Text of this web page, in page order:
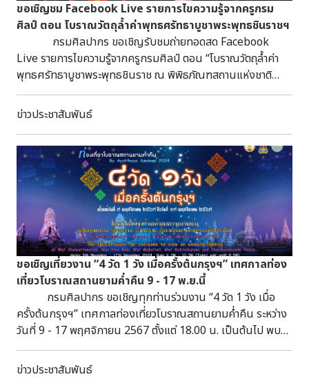
ขอเชิญชม Facebook Live รายการไขความรู้จากครูกรม
ศิลป์ ตอน โบราณวัตถุล้ำค่าพุทธศรัทธาบูชาพระพุทธชินราชฯ
กรมศิลปากร ขอเชิญรับชมถ่ายทอดสด Facebook
Live รายการไขความรู้จากครูกรมศิลป์ ตอน “โบราณวัตถุล้ำค่า
พุทธศรัทธาบูชาพระพุทธชินราช ณ พิพิธภัณฑสถานแห่งชาติ
พระพุทธชินราช” วิทยากร นายพนมบุตร จันทรโชติ อธิบดีกรม
ศิลปากร ผู้ดำเนินรายการ นายสิทธิพร บุปผา นักวิชาการเผยแพร่
พุทธศักราช ๒๕๖๗ ผู้สนใจสามารถติดตามชมได้ทาง Facebook
Live : กรมศิลปากร กระทรวงวัฒนธรรม และ Facebook : กลุ่ม
เผยแพร่ฯ กรมศิลปากร รายการ “ไขความรู้จากครูกรม
ศิลป์” มีรูปแบบเนื้อหาของรายการเกี่ยวกับประวัติความเป็นไทย
เกร็ดประวัติศาสตร์ที่เกี่ยวข้องกับวันสำคัญ ประเพณี วัฒนธรรม วี
ถีชีวิตความเป็นอยู่ของผู้คน ผ่านการบอกเล่า ถ่ายทอดความรู้
แนวความคิด เนื้อหาวิชาการ จากประสบการณ์ของผู้บริหาร นัก
วิชาการ และผู้เชี่ยวชาญกรมศิลปากร กำหนดถ่ายทอดสดผ่านเฟส
บุ๊กไลฟ์ (facebook live) ทุกวันพฤหัสบดี เวลา ๑๑.๐๐ น. ตลอด
ปีงบประมาณ ๒๕๖๗ ระหว่างเดือนตุลาคม ๒๕๖๖ - กันยายน ๒๕๖๗
ข่าวประชาสัมพันธ์
ขอเชิญเที่ยวงาน “4 วัด 1 วัง เมื่อครั้งต้นกรุงฯ” เทศกาลท่อง
เที่ยวโบราณสถานยามค่ำคืน 9 - 17 พ.ย.นี้
กรมศิลปากร ขอเชิญทุกท่านร่วมงาน “4 วัด 1 วัง เมื่อ
ครั้งต้นกรุงฯ” เทศกาลท่องเที่ยวโบราณสถานยามค่ำคืน ระหว่าง
วันที่ 9 - 17 พฤศจิกายน 2567 ตั้งแต่ 18.00 น. เป็นต้นไป พบ
กับการแสดงมากมายตลอด 9 คืน ภายในโบราณสถานสำคัญของ
อยุธยา แต่ละที่มี Highlight ดังต่อไปนี้ - วัดพระราม 10 พ.ย. 67
ข่าวประชาสัมพันธ์